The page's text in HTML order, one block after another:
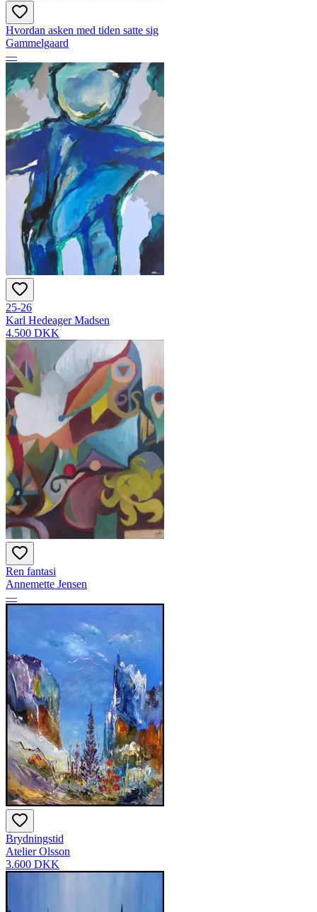
Hvordan asken med tiden satte sig
Gammelgaard
—
25-26
Karl Hedeager Madsen
4.500 DKK
Ren fantasi
Annemette Jensen
—
Brydningstid
Atelier Olsson
3.600 DKK